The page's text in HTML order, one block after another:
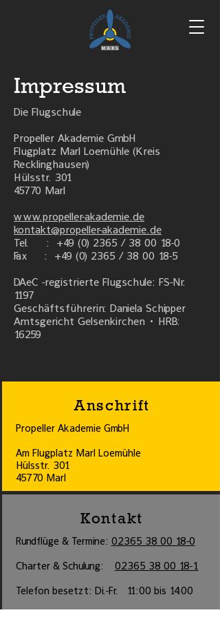
Impressum
Die Flugschule
Propeller Akademie GmbH
Flugplatz Marl Loemühle (Kreis
Recklinghausen)
Hülsstr. 301
45770 Marl
www.propeller-akademie.de
kontakt@propeller-akademie.de
Tel. : +49 (0) 2365 / 38 00 18-0
Fax : +49 (0) 2365 / 38 00 18-5
DAeC -registrierte Flugschule: FS-Nr.
1197
Geschäftsführerin: Daniela Schipper
Amtsgericht Gelsenkirchen • HRB:
16259
Anschrift
Propeller Akademie GmbH
Am Flugplatz Marl Loemühle
Hülsstr. 301
45770 Marl
Kontakt
Rundflüge & Termine: 02365 38 00 18-0
Charter & Schulung: 02365 38 00 18-1
Telefon besetzt: Di.-Fr. 11:00 bis 14:00